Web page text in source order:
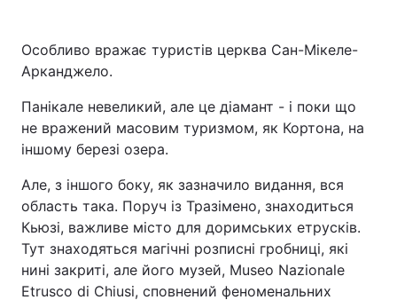
Особливо вражає туристів церква Сан-Мікеле-
Арканджело.
Панікале невеликий, але це діамант - і поки що
не вражений масовим туризмом, як Кортона, на
іншому березі озера.
Але, з іншого боку, як зазначило видання, вся
область така. Поруч із Тразімено, знаходиться
Кьюзі, важливе місто для доримських етрусків.
Тут знаходяться магічні розписні гробниці, які
нині закриті, але його музей, Museo Nazionale
Etrusco di Chiusi, сповнений феноменальних